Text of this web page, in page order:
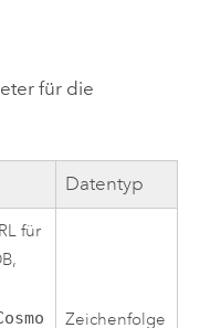
für die
Datentyp
für
Zeichenfolge